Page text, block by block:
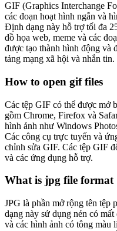
GIF (Graphics Interchange
các đoạn hoạt hình ngắn và
Định dạng này hỗ trợ tối đa
đồ họa web, meme và các
được tạo thành hình động và
tảng mạng xã hội và nhắn tin.
How to open gif files
Các tệp GIF có thể được mở
gồm Chrome, Firefox và
hình ảnh như Windows
Các công cụ trực tuyến và
chỉnh sửa GIF. Các tệp GIF
và các ứng dụng hỗ trợ.
What is jpg file format
JPG là phần mở rộng tên tệp
dạng này sử dụng nén có
và các hình ảnh có tông